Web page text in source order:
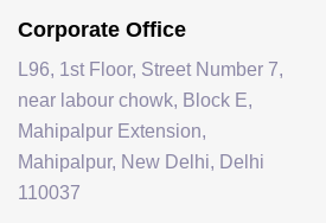
Corporate Office
L96, 1st Floor, Street Number 7,
near labour chowk, Block E,
Mahipalpur Extension,
Mahipalpur, New Delhi, Delhi
110037